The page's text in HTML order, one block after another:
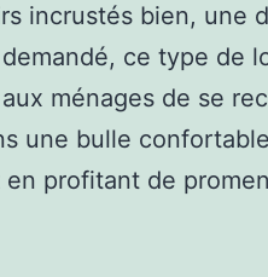
incrustés bien, une
ce type de
ménages de se
une bulle
profitant de